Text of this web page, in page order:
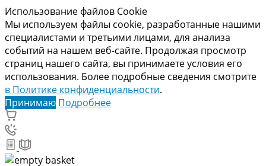
Использование файлов Cookie
Мы используем файлы cookie, разработанные нашими
специалистами и третьими лицами, для анализа
событий на нашем веб-сайте. Продолжая просмотр
страниц нашего сайта, вы принимаете условия его
использования. Более подробные сведения смотрите
в Политике конфиденциальности.
Принимаю Подробнее